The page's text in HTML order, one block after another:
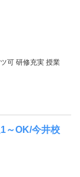
可 研修充実 授業
～OK/今井校